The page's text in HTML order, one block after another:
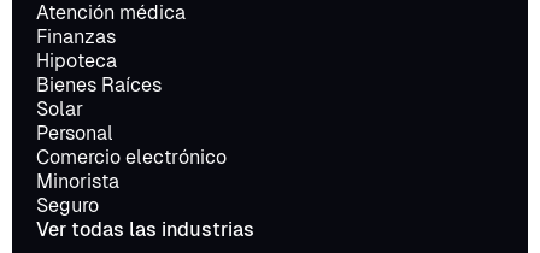
Atención médica
Finanzas
Hipoteca
Bienes Raíces
Solar
Personal
Comercio electrónico
Minorista
Seguro
Ver todas las industrias